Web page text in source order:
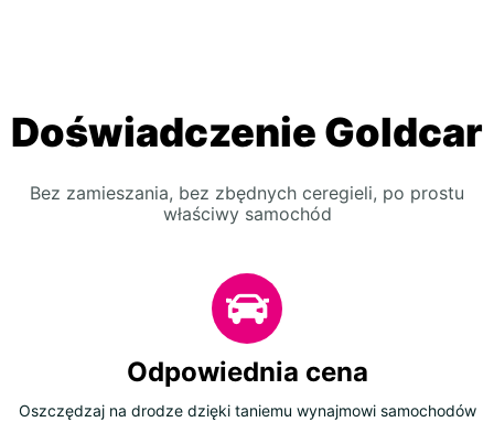
Doświadczenie Goldcar
Bez zamieszania, bez zbędnych ceregieli, po prostu
właściwy samochód
Odpowiednia cena
Oszczędzaj na drodze dzięki taniemu wynajmowi samochodów